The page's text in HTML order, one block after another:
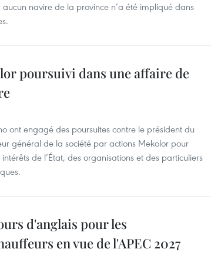
navire de la province n’a été impliqué dans
poursuivi dans une affaire de
ont engagé des poursuites contre le président du
général de la société par actions Mekolor pour
de l’État, des organisations et des particuliers
d'anglais pour les
en vue de l'APEC 2027